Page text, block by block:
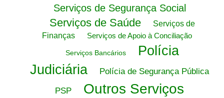
Serviços de Segurança Social
Serviços de Saúde
Serviços de
Finanças
Serviços de Apoio à Conciliação
Serviços Bancários
Polícia
Judiciária
Polícia de Segurança Pública
PSP
Outros Serviços